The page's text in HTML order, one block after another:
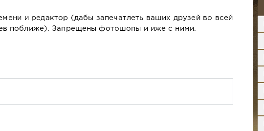
и редактор (дабы запечатлеть ваших друзей во всей
поближе). Запрещены фотошопы и иже с ними.